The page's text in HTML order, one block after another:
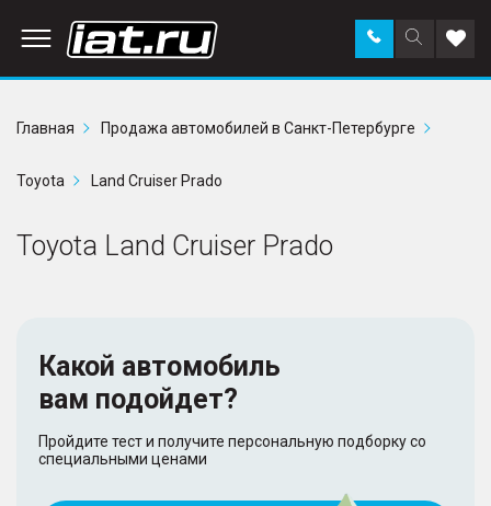
Поиск
по
Заказать
звонок в
Главная
Продажа автомобилей в Санкт-Петербурге
Toyota Land Cruiser Prado
Toyota Land Cruiser Prado
Какой автомобиль
вам подойдет?
Пройдите тест и получите персональную подборку со
специальными ценами